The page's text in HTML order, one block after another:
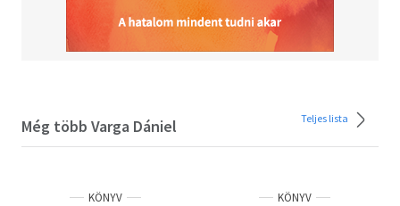
Még több Varga Dániel Teljes lista
KÖNYV KÖNYV